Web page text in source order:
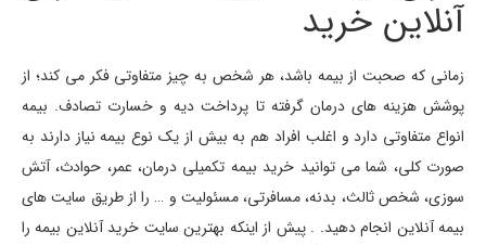
آنلاین خرید
زمانی که صحبت از بیمه باشد، هر شخص به چیز متفاوتی فکر می کند؛ از
پوشش هزینه های درمان گرفته تا پرداخت دیه و خسارت تصادف. بیمه
انواع متفاوتی دارد و اغلب افراد هم به بیش از یک نوع بیمه نیاز دارند به
صورت کلی، شما می توانید خرید بیمه تکمیلی درمان، عمر، حوادث، آتش
سوزی، شخص ثالث، بدنه، مسافرتی، مسئولیت و … را از طریق سایت های
بیمه آنلاین انجام دهید. . پیش از اینکه بهترین سایت خرید آنلاین بیمه را